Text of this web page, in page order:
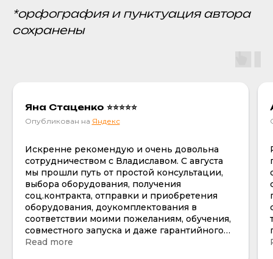
*орфография и пунктуация автора
сохранены
Яна Стаценко ⭐⭐⭐⭐⭐
Опубликован на Яндекс
Искренне рекомендую и очень довольна
сотрудничеством с Владиславом. С августа
мы прошли путь от простой консультации,
выбора оборудования, получения
соц.контракта, отправки и приобретения
оборудования, доукомплектования в
соответствии моими пожеланиям, обучения,
совместного запуска и даже гарантийного
случая , тк не сразу увидела трещину на
Read more